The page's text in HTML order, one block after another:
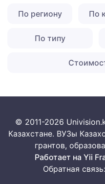
По региону По
По типу
© 2011-2026
Казахстане. ВУЗы
грантов,
Работает на Yii
Обратная связь: